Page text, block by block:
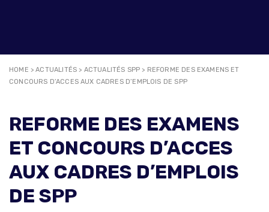
HOME >ACTUALITÉS > ACTUALITÉS SPP > REFORME DES EXAMENS ET
CONCOURS D’ACCES AUX CADRES D’EMPLOIS DE SPP
REFORME DES EXAMENS
ET CONCOURS D’ACCES
AUX CADRES D’EMPLOIS
DE SPP